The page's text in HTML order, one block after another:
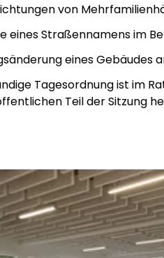
von
eines Straßennamens im
eines Gebäudes
Tagesordnung ist im
Teil der Sitzung